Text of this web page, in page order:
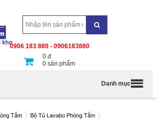
0906 183 880 - 0906183880
0 đ
0 sản phẩm
Danh mục
Tắm
Bộ Tủ Lavabo Phòng Tắm